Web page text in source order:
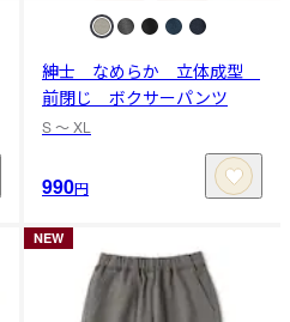
紳士 なめらか 立体成型
前閉じ ボクサーパンツ
S 〜 XL
990円
NEW